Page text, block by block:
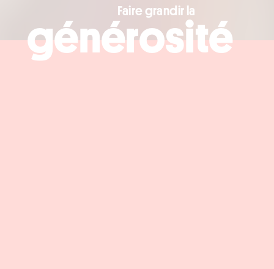
Faire grandir la
générosité